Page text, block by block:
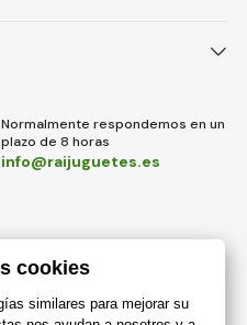
Normalmente respondemos en un
plazo de 8 horas
info@raijuguetes.es